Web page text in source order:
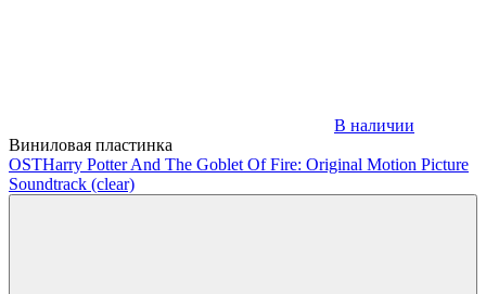
В наличии
Виниловая пластинка
OSTHarry Potter And The Goblet Of Fire: Original Motion Picture
Soundtrack (clear)